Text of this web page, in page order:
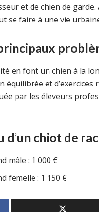
et de chien de
se faire à une vie
en font un chien à la
et d’exercices
par les éleveurs
d’un chiot de
mâle : 1 000 €
femelle : 1 150 €